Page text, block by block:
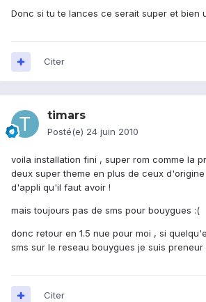
Donc si tu te lances ce serait super et bien
Citer
timars
Posté(e) 24 juin 2010
voila installation fini , super rom comme la
deux super theme en plus de ceux
d'appli qu'il faut avoir !
mais toujours pas de sms pour bouygues :(
donc retour en 1.5 nue pour moi , si
sms sur le reseau bouygues je suis preneur
Citer